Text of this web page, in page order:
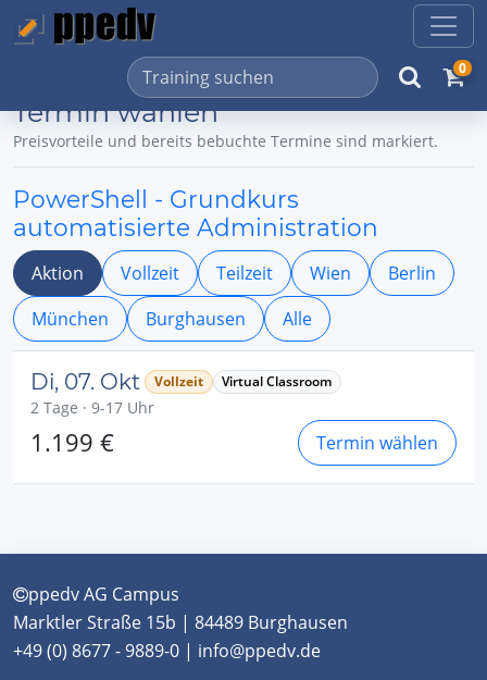
0
Termin wählen
Preisvorteile und bereits bebuchte Termine sind markiert.
PowerShell - Grundkurs
automatisierte Administration
Aktion Vollzeit Teilzeit Wien
Berlin
München
Burghausen Alle
Di, 07. Okt Vollzeit Virtual Classroom
2 Tage · 9-17 Uhr
1.199 € Termin wählen
ppedv AG Campus
Marktler Straße 15b | 84489 Burghausen
+49 (0) 8677 - 9889-0 | info@ppedv.de